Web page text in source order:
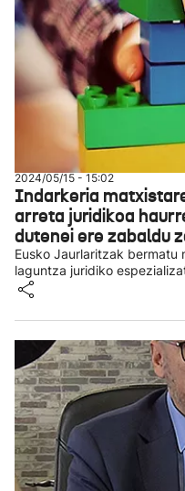
2024/05/15 - 15:02
Indarkeria
arreta juridikoa
dutenei ere zabaldu
Eusko Jaurlaritzak bermatu
laguntza juridiko